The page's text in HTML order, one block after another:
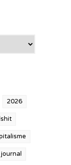
2026